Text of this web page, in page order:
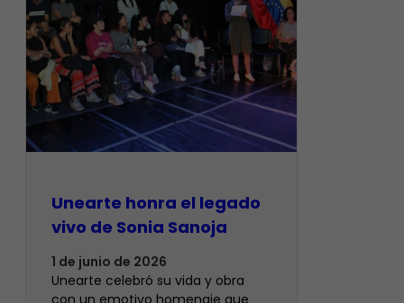
Unearte honra el legado
vivo de Sonia Sanoja
1 de junio de 2026
Unearte celebró su vida y obra